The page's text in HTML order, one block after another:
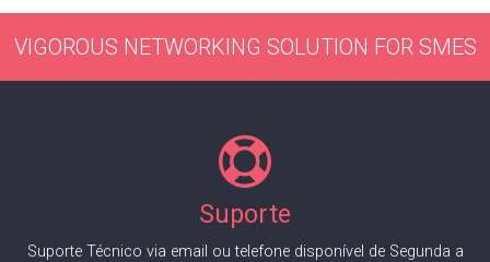
VIGOROUS NETWORKING SOLUTION FOR SMES
Suporte
Suporte Técnico via email ou telefone disponível de Segunda a